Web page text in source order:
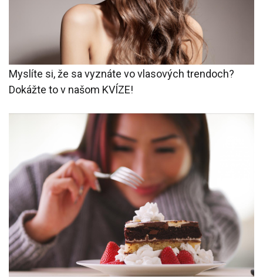
Myslíte si, že sa vyznáte vo vlasových trendoch?
Dokážte to v našom KVÍZE!